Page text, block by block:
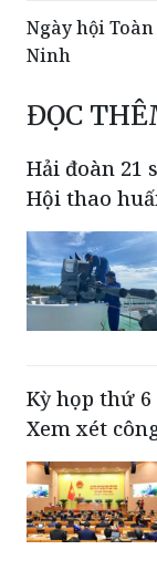
Ngày hội
Ninh
ĐỌC
Hải đoàn 21
Hội thao
Kỳ họp thứ 6
Xem xét